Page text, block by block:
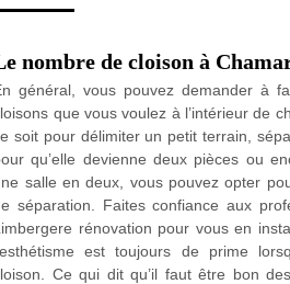
nombre de cloison à
général, vous pouvez demander à
que vous voulez à l’intérieur de
soit pour délimiter un petit terrain,
qu’elle devienne deux pièces ou
salle en deux, vous pouvez opter
séparation. Faites confiance aux
rénovation pour vous en
est toujours de prime
Ce qui dit qu’il faut être bon